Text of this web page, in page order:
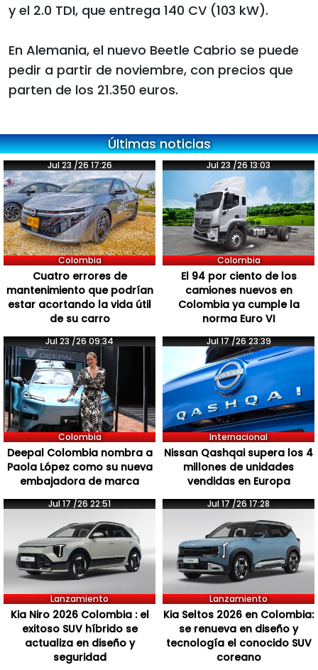
y el 2.0 TDI, que entrega 140 CV (103 kW).
En Alemania, el nuevo Beetle Cabrio se puede
pedir a partir de noviembre, con precios que
parten de los 21.350 euros.
Últimas noticias
Jul 23 /26 17:26
Colombia
Cuatro errores de
mantenimiento que podrían
estar acortando la vida útil
de su carro
Jul 23 /26 13:03
Colombia
El 94 por ciento de los
camiones nuevos en
Colombia ya cumple la
norma Euro VI
Jul 23 /26 09:34
Colombia
Deepal Colombia nombra a
Paola López como su nueva
embajadora de marca
Jul 17 /26 23:39
Internacional
Nissan Qashqai supera los 4
millones de unidades
vendidas en Europa
Jul 17 /26 22:51
Lanzamiento
Kia Niro 2026 Colombia : el
exitoso SUV híbrido se
actualiza en diseño y
seguridad
Jul 17 /26 17:28
Lanzamiento
Kia Seltos 2026 en Colombia:
se renueva en diseño y
tecnología el conocido SUV
coreano